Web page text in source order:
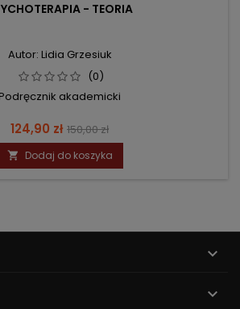
- TEORIA
Autor: Lidia Grzesiuk
(0)
akademicki
Cena
124,90 zł Cena
podstawowa
150,00 zł
 Dodaj do koszyka

